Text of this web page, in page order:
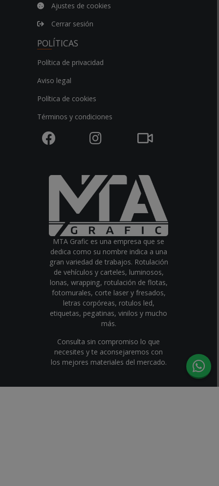
Ajustes de cookies
Cerrar sesión
POLÍTICAS
Política de privacidad
Aviso legal
Política de cookies
Términos y condiciones
MTA Grafic es una empresa que se
dedica como su nombre indica a una
gran variedad de trabajos. Rotulación
de vehículos y carteles, luminosos,
lonas, wrapping, rotulación de flotas,
fotomurales, corte laser y fresados,
letras corpóreas, rotulos led,
etiquetas, pegatinas, vinilos y mucho
más.
Consulta sin compromiso lo que
necesites y te aconsejaremos con
los mejores materiales del mercado.